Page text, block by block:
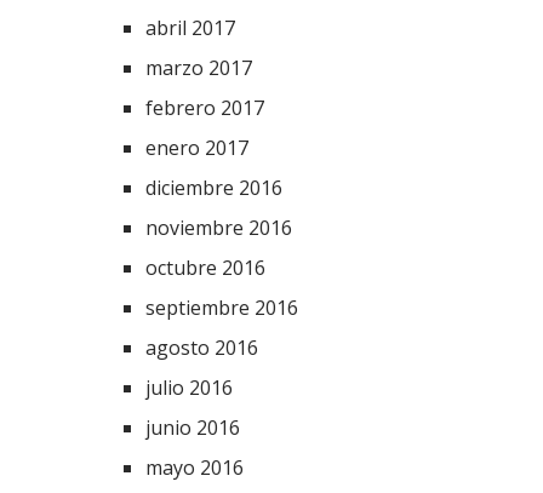
abril 2017
marzo 2017
febrero 2017
enero 2017
diciembre 2016
noviembre 2016
octubre 2016
septiembre 2016
agosto 2016
julio 2016
junio 2016
mayo 2016